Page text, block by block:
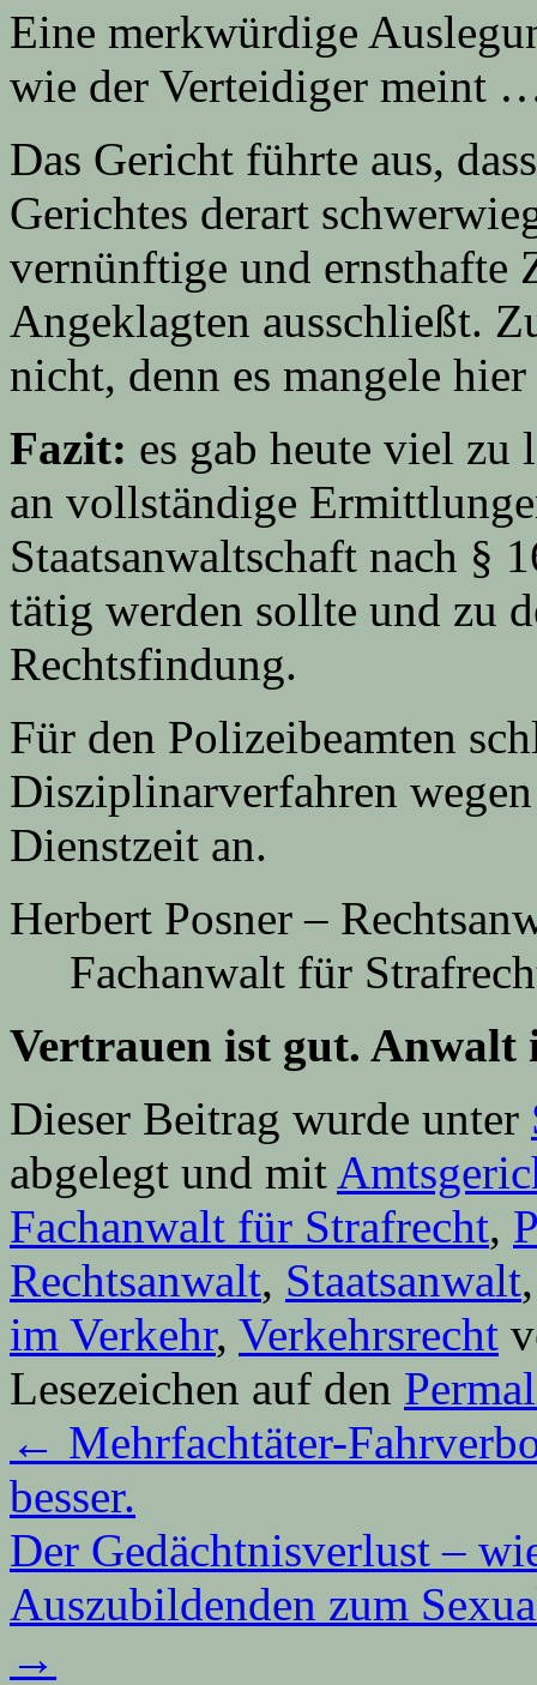
Eine merkwürdige
wie der Verteidiger meint
Das Gericht führte aus,
Gerichtes derart
vernünftige und ernsthafte
Angeklagten ausschließt.
nicht, denn es mangele
Fazit: es gab heute viel zu
an vollständige
Staatsanwaltschaft nach §
tätig werden sollte und zu
Rechtsfindung.
Für den Polizeibeamten
Disziplinarverfahren
Dienstzeit an.
Herbert Posner –
Fachanwalt für
Vertrauen ist gut. Anwalt
Dieser Beitrag wurde unter
abgelegt und mit
Fachanwalt für Strafrecht,
Rechtsanwalt, Staatsanwalt
im Verkehr, Verkehrsrecht
Lesezeichen auf den
← Mehrfachtäter-
besser.
Der Gedächtnisverlust –
Auszubildenden zum
→